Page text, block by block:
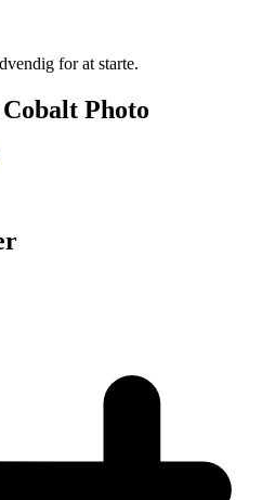
for at starte.
Photo